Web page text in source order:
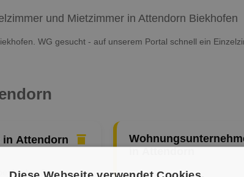
und Mietzimmer in Attendorn Biekhofen
WG gesucht - auf unserem Portal schnell ein
in Attendorn
&